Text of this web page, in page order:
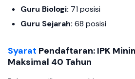
Guru Biologi: 71 posisi
Guru Sejarah: 68 posisi
Syarat Pendaftaran: IPK
Maksimal 40 Tahun